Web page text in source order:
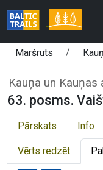
Maršruts
Kauņa un Kauņas
63. posms.
Pārskats Info
Vērts redzēt